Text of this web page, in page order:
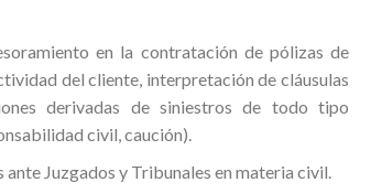
en la contratación de pólizas de
del cliente, interpretación de cláusulas
derivadas de siniestros de todo tipo
civil, caución).
Juzgados y Tribunales en materia civil.